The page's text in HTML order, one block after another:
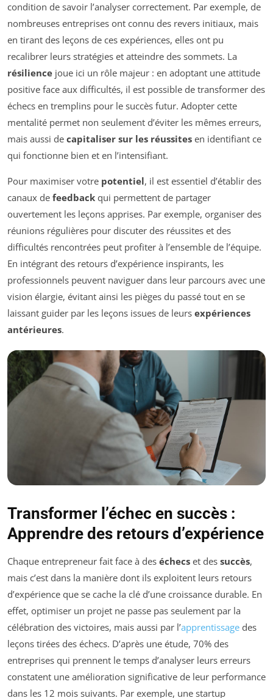
condition de savoir l’analyser correctement. Par exemple, de
nombreuses entreprises ont connu des revers initiaux, mais
en tirant des leçons de ces expériences, elles ont pu
recalibrer leurs stratégies et atteindre des sommets. La
résilience joue ici un rôle majeur : en adoptant une attitude
positive face aux difficultés, il est possible de transformer des
échecs en tremplins pour le succès futur. Adopter cette
mentalité permet non seulement d’éviter les mêmes erreurs,
mais aussi de capitaliser sur les réussites en identifiant ce
qui fonctionne bien et en l’intensifiant.
Pour maximiser votre potentiel, il est essentiel d’établir des
canaux de feedback qui permettent de partager
ouvertement les leçons apprises. Par exemple, organiser des
réunions régulières pour discuter des réussites et des
difficultés rencontrées peut profiter à l’ensemble de l’équipe.
En intégrant des retours d’expérience inspirants, les
professionnels peuvent naviguer dans leur parcours avec une
vision élargie, évitant ainsi les pièges du passé tout en se
laissant guider par les leçons issues de leurs expériences
antérieures.
Transformer l’échec en succès :
Apprendre des retours d’expérience
Chaque entrepreneur fait face à des échecs et des succès,
mais c’est dans la manière dont ils exploitent leurs retours
d’expérience que se cache la clé d’une croissance durable. En
effet, optimiser un projet ne passe pas seulement par la
célébration des victoires, mais aussi par l’apprentissage des
leçons tirées des échecs. D’après une étude, 70% des
entreprises qui prennent le temps d’analyser leurs erreurs
constatent une amélioration significative de leur performance
dans les 12 mois suivants. Par exemple, une startup